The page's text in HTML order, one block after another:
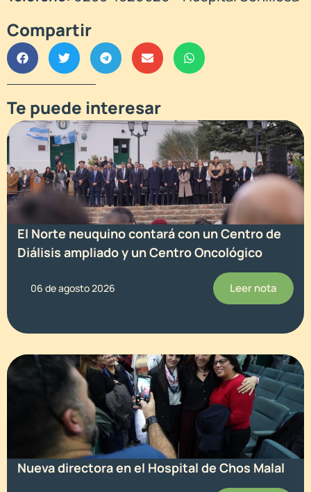
Compartir
Te puede interesar
El Norte neuquino contará con un Centro de
Diálisis ampliado y un Centro Oncológico
06 de agosto 2026 Leer nota
Nueva directora en el Hospital de Chos Malal